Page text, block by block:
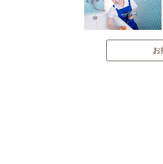
お